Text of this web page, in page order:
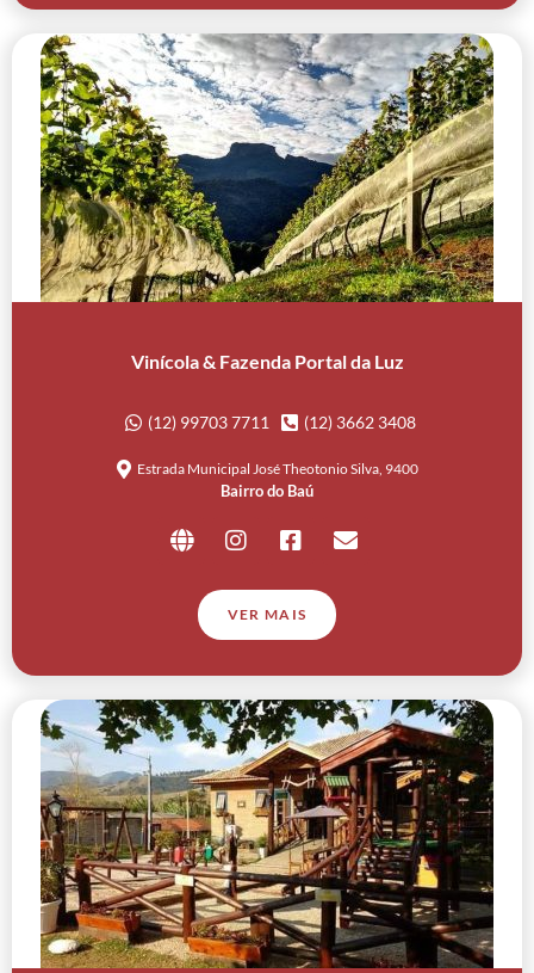
Vinícola & Fazenda Portal da Luz
(12) 99703 7711 (12) 3662 3408
Estrada Municipal José Theotonio Silva, 9400
Bairro do Baú
VER MAIS